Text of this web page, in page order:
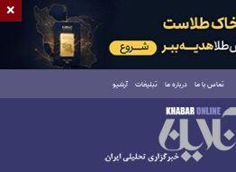
تماس با ما درباره ما تبلیغات آرشیو
×